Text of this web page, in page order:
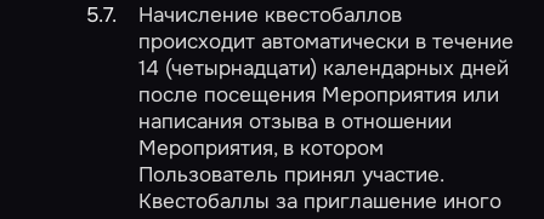
Начисление квестобаллов
происходит автоматически в течение
14 (четырнадцати) календарных дней
после посещения Мероприятия или
написания отзыва в отношении
Мероприятия, в котором
Пользователь принял участие.
Квестобаллы за приглашение иного